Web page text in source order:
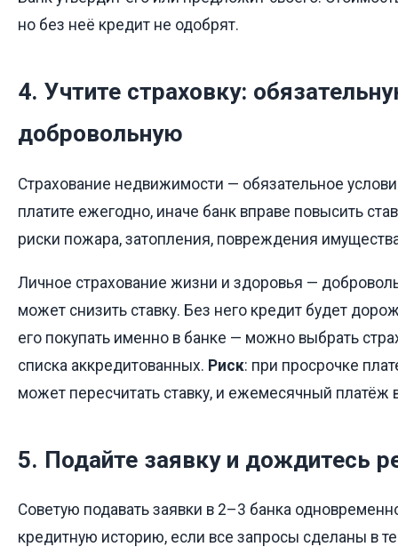
но без неё кредит не одобрят.
4. Учтите страховку:
добровольную
Страхование недвижимости — обязательное
платите ежегодно, иначе банк вправе повысить
риски пожара, затопления, повреждения
Личное страхование жизни и здоровья —
может снизить ставку. Без него кредит будет
его покупать именно в банке — можно выбрать
списка аккредитованных. Риск: при просрочке
может пересчитать ставку, и ежемесячный платёж
5. Подайте заявку и дождитесь
Советую подавать заявки в 2–3 банка
кредитную историю, если все запросы сделаны в